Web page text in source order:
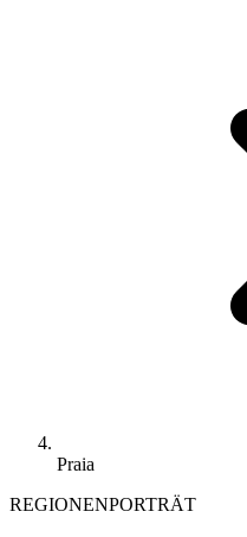
Praia
REGIONENPORTRÄT